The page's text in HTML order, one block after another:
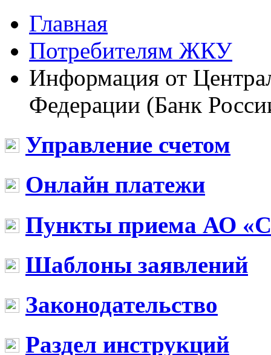
Главная
Потребителям ЖКУ
Информация от
Федерации (Банк
Управление счетом
Онлайн платежи
Пункты приема АО
Шаблоны заявлений
Законодательство
Раздел инструкций